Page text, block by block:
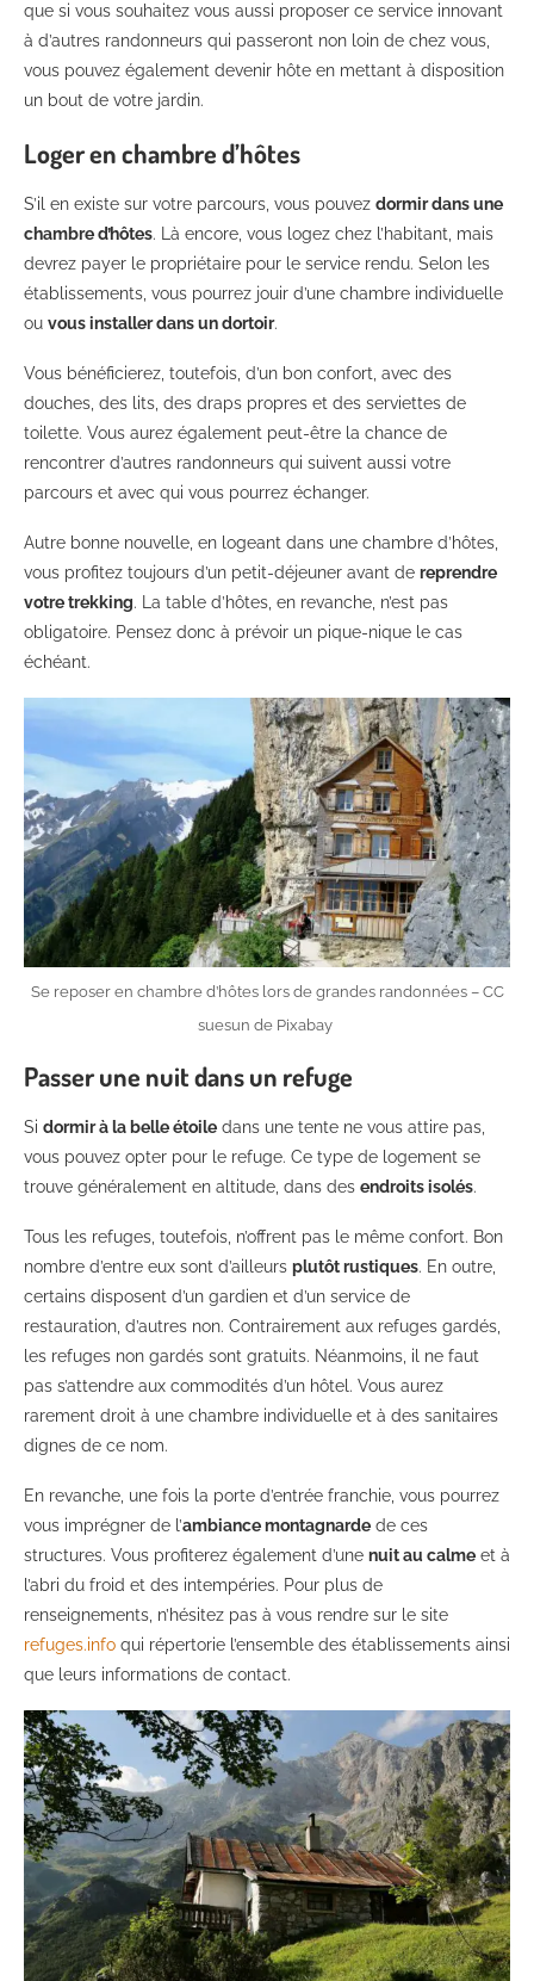
que si vous souhaitez vous aussi proposer ce service innovant
à d’autres randonneurs qui passeront non loin de chez vous,
vous pouvez également devenir hôte en mettant à disposition
un bout de votre jardin.
Loger en chambre d’hôtes
S’il en existe sur votre parcours, vous pouvez dormir dans une
chambre d’hôtes. Là encore, vous logez chez l’habitant, mais
devrez payer le propriétaire pour le service rendu. Selon les
établissements, vous pourrez jouir d’une chambre individuelle
ou vous installer dans un dortoir.
Vous bénéficierez, toutefois, d’un bon confort, avec des
douches, des lits, des draps propres et des serviettes de
toilette. Vous aurez également peut-être la chance de
rencontrer d’autres randonneurs qui suivent aussi votre
parcours et avec qui vous pourrez échanger.
Autre bonne nouvelle, en logeant dans une chambre d’hôtes,
vous profitez toujours d’un petit-déjeuner avant de reprendre
votre trekking. La table d’hôtes, en revanche, n’est pas
obligatoire. Pensez donc à prévoir un pique-nique le cas
échéant.
Se reposer en chambre d’hôtes lors de grandes randonnées – CC
suesun de Pixabay
Passer une nuit dans un refuge
Si dormir à la belle étoile dans une tente ne vous attire pas,
vous pouvez opter pour le refuge. Ce type de logement se
trouve généralement en altitude, dans des endroits isolés.
Tous les refuges, toutefois, n’offrent pas le même confort. Bon
nombre d’entre eux sont d’ailleurs plutôt rustiques. En outre,
certains disposent d’un gardien et d’un service de
restauration, d’autres non. Contrairement aux refuges gardés,
les refuges non gardés sont gratuits. Néanmoins, il ne faut
pas s’attendre aux commodités d’un hôtel. Vous aurez
rarement droit à une chambre individuelle et à des sanitaires
dignes de ce nom.
En revanche, une fois la porte d’entrée franchie, vous pourrez
vous imprégner de l’ambiance montagnarde de ces
structures. Vous profiterez également d’une nuit au calme et à
l’abri du froid et des intempéries. Pour plus de
renseignements, n’hésitez pas à vous rendre sur le site
refuges.info qui répertorie l’ensemble des établissements ainsi
que leurs informations de contact.